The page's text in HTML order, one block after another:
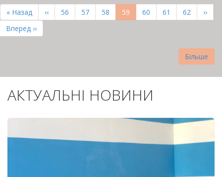
НА
СТОРІНКИ
Перша
сторінка
« Назад
Попередня
сторінка
‹‹ Page
56 Page
57 Page
58
Поточна
сторінка
59 Page
60 Page
61 Page
62
››
Остання
сторінка
Вперед ››
Більше
АКТУАЛЬНІ НОВИНИ